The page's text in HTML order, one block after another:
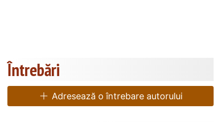
Întrebări
Adresează o întrebare autorului